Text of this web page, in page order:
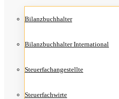
Bilanz­buch­hal­ter
Bilanz­buch­hal­ter International
Steu­er­fach­an­ge­stell­te
Steu­er­fach­wir­te